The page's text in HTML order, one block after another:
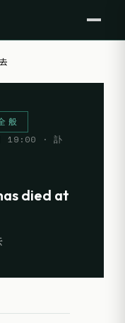
般
19:00 · 訃
died at